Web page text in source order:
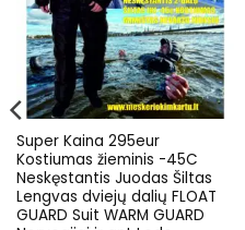
Super Kaina 295eur
Kostiumas žieminis -45C
Neskęstantis Juodas Šiltas
Lengvas dviejų dalių FLOAT
GUARD Suit WARM GUARD